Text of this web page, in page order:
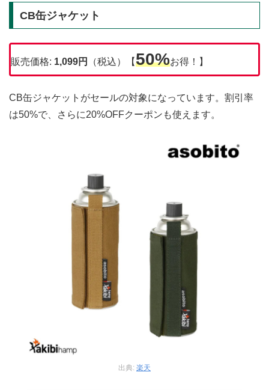
CB缶ジャケット
販売価格: 1,099円 （税込）【50%お得！】
CB缶ジャケットがセールの対象になっています。割引率
は50%で、さらに20%OFFクーポンも使えます。
出典: 楽天